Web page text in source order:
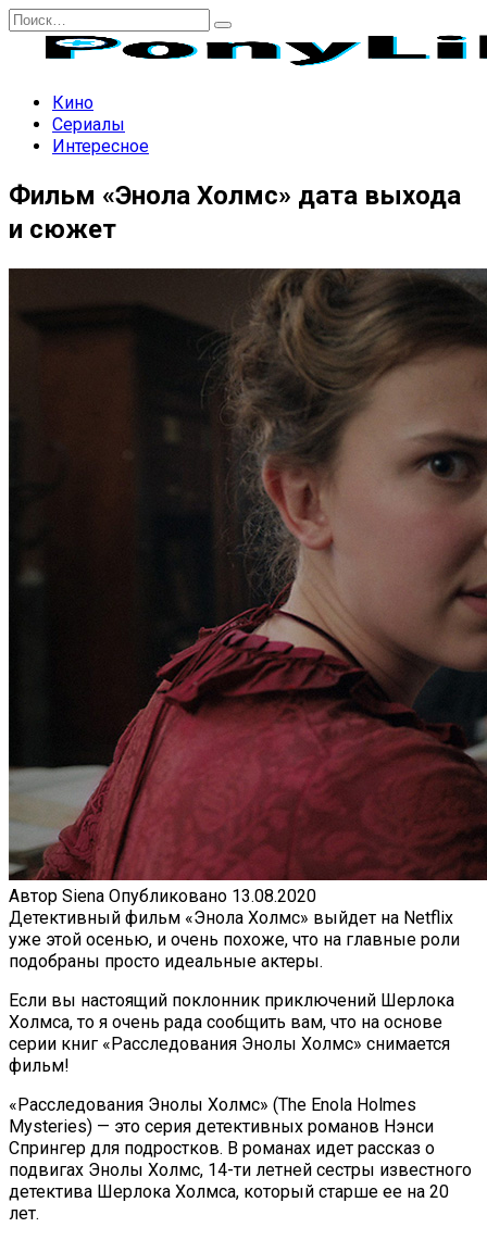
Перейти
содержанию
Search
Кино
Сериалы
Интересное
Фильм «Энола Холмс» дата выхода
и сюжет
Автор Siena Опубликовано 13.08.2020
Детективный фильм «Энола Холмс» выйдет на Netflix
уже этой осенью, и очень похоже, что на главные роли
подобраны просто идеальные актеры.
Если вы настоящий поклонник приключений Шерлока
Холмса, то я очень рада сообщить вам, что на основе
серии книг «Расследования Энолы Холмс» снимается
фильм!
«Расследования Энолы Холмс» (The Enola Holmes
Mysteries) — это серия детективных романов Нэнси
Спрингер для подростков. В романах идет рассказ о
подвигах Энолы Холмс, 14-ти летней сестры известного
детектива Шерлока Холмса, который старше ее на 20
лет.